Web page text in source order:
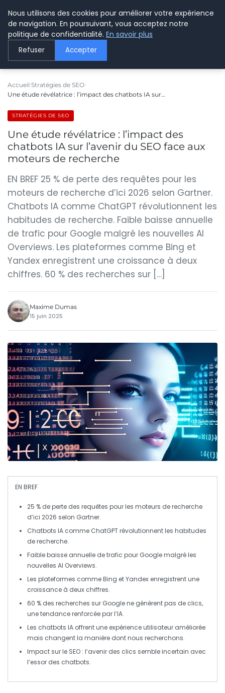
LE WEBMARKETING
Accueil Stratégies de SEO
Une étude révélatrice : l’impact des chatbots IA sur…
STRATÉGIES DE SEO
Une étude révélatrice : l’impact des
chatbots IA sur l’avenir du SEO face aux
moteurs de recherche
EN BREF 25 % de perte des requêtes pour les
moteurs de recherche d’ici 2026 selon Gartner.
Chatbots IA comme ChatGPT révolutionnent les
habitudes de recherche. Faible baisse annuelle
de trafic pour Google malgré les nouvelles AI
Overviews. Les plateformes comme Bing et
Yandex enregistrent une croissance à deux
chiffres. 60 % des recherches sur […]
Maxime Dumas
15 juin 2025
EN BREF
25 % de perte des requêtes pour les moteurs de recherche
d’ici 2026 selon Gartner.
Chatbots IA comme ChatGPT révolutionnent les habitudes
de recherche.
Faible baisse annuelle de trafic pour Googlemalgré les
nouvelles AI Overviews.
Les plateformes commeBing etYandex enregistrent une
croissance à deux chiffres.
60 % des recherches sur Googlene génèrent pas de clics,
une tendance renforcée par l’IA.
Les chatbots IA offrent une expérience utilisateur améliorée
mais changent la manière dont nous recherchons.
Impact sur le SEO : l’avenir des clics semble incertain avec
l’essor des chatbots.
Nous utilisons des cookies pour améliorer votre expérience
de navigation. En poursuivant, vous acceptez notre
politique de confidentialité. En savoir plus
Refuser Accepter